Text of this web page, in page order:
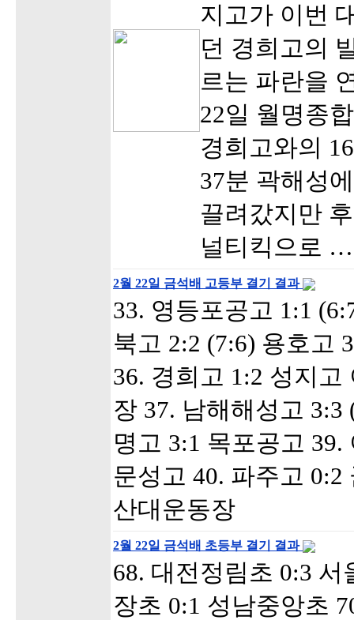
지고가 이번
던 경희고의
르는 파란을
22일 월명종
경희고와의
37분 곽해성
끌려갔지만
널티킥으로 …
2월 22일 금석배 고등부 결기 결과
33. 영등포공고 1:1
북고 2:2 (7:6) 용호고
36. 경희고 1:2 성지
장 37. 남해해성고 3:3
명고 3:1 목포공고
문성고 40. 파주고
산대운동장
2월 22일 금석배 초등부 결기 결과
68. 대전정림초 0:3
장초 0:1 성남중앙초